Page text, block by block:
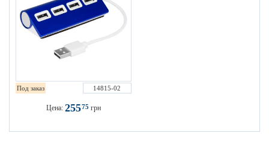
Под заказ 14815-02
Цена: 25575 грн